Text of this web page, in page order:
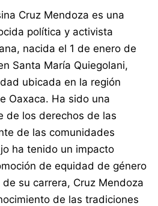
Cruz Mendoza es una
política y activista
nacida el 1 de enero de
Santa María Quiegolani,
ubicada en la región
Oaxaca. Ha sido una
de los derechos de las
de las comunidades
ha tenido un impacto
de equidad de género
su carrera, Cruz Mendoza
de las tradiciones